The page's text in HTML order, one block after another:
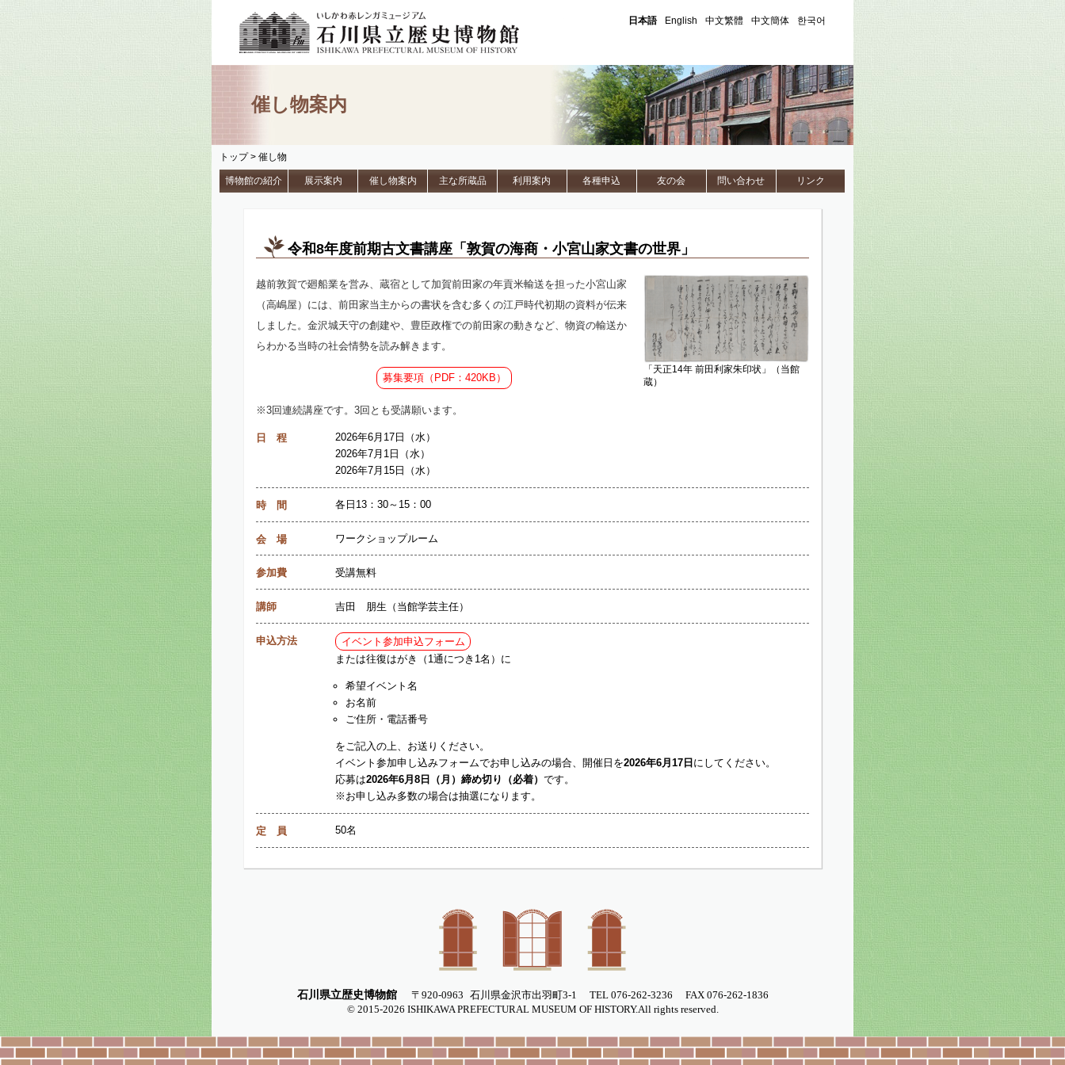
石川県立歴史博物館
催し物案内
トップ> 催し物
博物館の紹介 展示案内 催し物案内 主な所蔵品 利用案内 各種申込 友の会 問い合わせ リンク
日本語 English 中文繁體 中文簡体 한국어
令和8年度前期古文書講座「敦賀の海商・小宮山家文書の世界」
「天正14年 前田利家朱印状」（当館
蔵）
越前敦賀で廻船業を営み、蔵宿として加賀前田家の年貢米輸送を担った小宮山家
（高嶋屋）には、前田家当主からの書状を含む多くの江戸時代初期の資料が伝来
しました。金沢城天守の創建や、豊臣政権での前田家の動きなど、物資の輸送か
らわかる当時の社会情勢を読み解きます。
募集要項（PDF：420KB）
※3回連続講座です。3回とも受講願います。
日 程
2026年6月17日（水）
2026年7月1日（水）
2026年7月15日（水）
時 間 各日13：30～15：00
会 場 ワークショップルーム
参加費 受講無料
講師 吉田 朋生（当館学芸主任）
申込方法
イベント参加申込フォーム
または往復はがき（1通につき1名）に
希望イベント名
お名前
ご住所・電話番号
をご記入の上、お送りください。
イベント参加申し込みフォームでお申し込みの場合、開催日を2026年6月17日 にしてください。
応募は2026年6月8日（月）締め切り（必着） です。
※お申し込み多数の場合は抽選になります。
定 員 50名
石川県立歴史博物館 〒920-0963 石川県金沢市出羽町3-1 TEL 076-262-3236
FAX 076-262-1836
© 2015-2026 ISHIKAWA PREFECTURAL MUSEUM OF HISTORY.All rights reserved.